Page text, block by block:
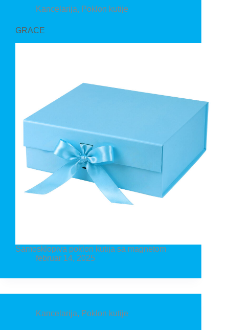
Kancelarija, Poklon kutije
GRACE
Samosklopiva poklon kutija sa magnetom
februar 14, 2025
Kancelarija, Poklon kutije